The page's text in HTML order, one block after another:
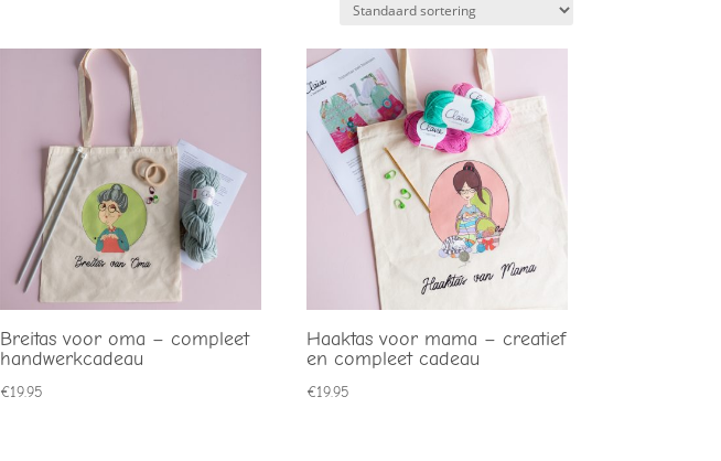
Breitas voor oma – compleet
handwerkcadeau
€19.95
Haaktas voor mama – creatief
en compleet cadeau
€19.95